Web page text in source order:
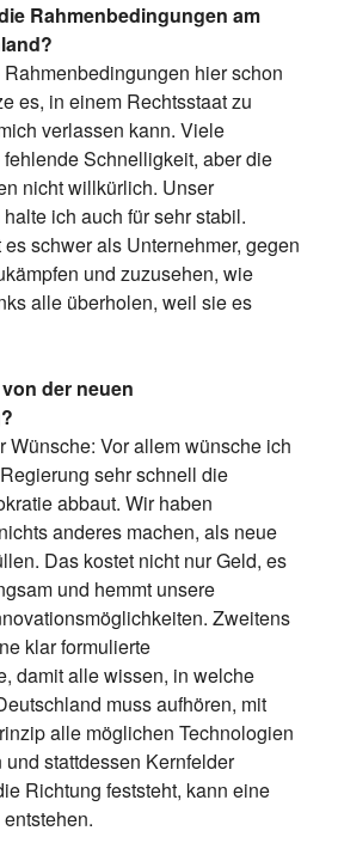
Rahmenbedingungen am
hier schon
es, in einem Rechtsstaat zu
verlassen kann. Viele
Schnelligkeit, aber die
nicht willkürlich. Unser
ich auch für sehr stabil.
schwer als Unternehmer, gegen
und zuzusehen, wie
alle überholen, weil sie es
der neuen
Wünsche: Vor allem wünsche ich
sehr schnell die
abbaut. Wir haben
anderes machen, als neue
Das kostet nicht nur Geld, es
und hemmt unsere
Zweitens
klar formulierte
damit alle wissen, in welche
muss aufhören, mit
alle möglichen Technologien
stattdessen Kernfelder
Richtung feststeht, kann eine